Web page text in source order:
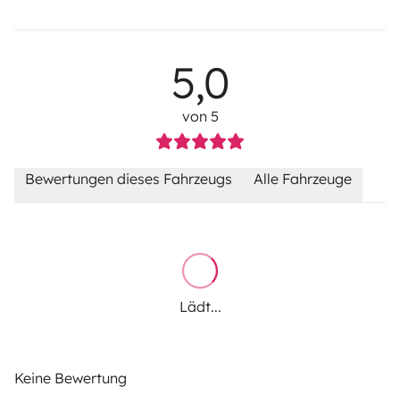
5,0
von 5
Bewertungen dieses Fahrzeugs Alle Fahrzeuge
Lädt...
Keine Bewertung